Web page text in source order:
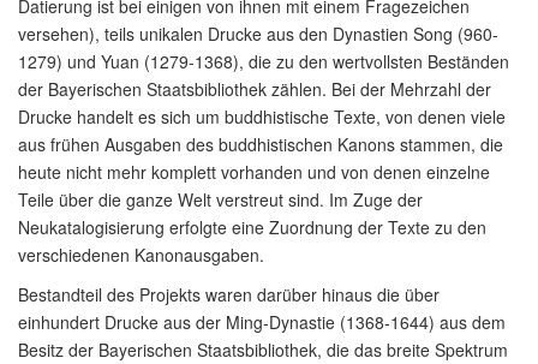
Datierung ist bei einigen von ihnen mit einem Fragezeichen
versehen), teils unikalen Drucke aus den Dynastien Song (960-
1279) und Yuan (1279-1368), die zu den wertvollsten Beständen
der Bayerischen Staatsbibliothek zählen. Bei der Mehrzahl der
Drucke handelt es sich um buddhistische Texte, von denen viele
aus frühen Ausgaben des buddhistischen Kanons stammen, die
heute nicht mehr komplett vorhanden und von denen einzelne
Teile über die ganze Welt verstreut sind. Im Zuge der
Neukatalogisierung erfolgte eine Zuordnung der Texte zu den
verschiedenen Kanonausgaben.
Bestandteil des Projekts waren darüber hinaus die über
einhundert Drucke aus der Ming-Dynastie (1368-1644) aus dem
Besitz der Bayerischen Staatsbibliothek, die das breite Spektrum